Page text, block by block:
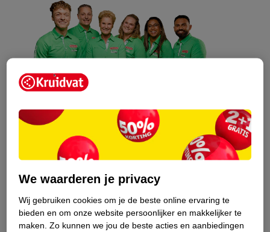
Kruidvat is een erkend specialist in
zelfzorg, ook online. Wat je
gezondheidsvraag ook is, stel hem aan
Stel je gezondheidsvraag
We waarderen je privacy
Wij gebruiken cookies om je de beste online ervaring te
bieden en om onze website persoonlijker en makkelijker te
maken. Zo kunnen we jou de beste acties en aanbiedingen